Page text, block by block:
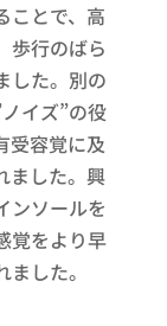
ことで、高
歩行のばら
した。別の
イズ”の役
受容覚に及
ました。興
ンソールを
覚をより早
した。